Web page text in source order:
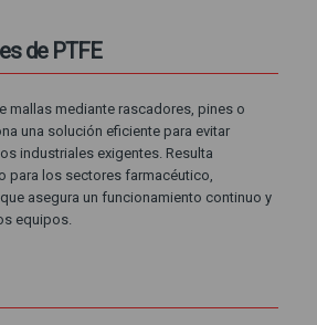
de PTFE
mallas mediante rascadores, pines o
una solución eficiente para evitar
industriales exigentes. Resulta
para los sectores farmacéutico,
asegura un funcionamiento continuo y
equipos.